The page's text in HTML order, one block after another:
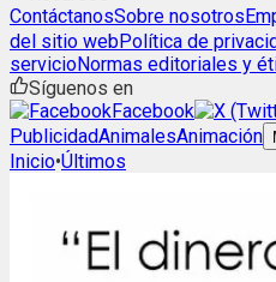
ContáctanosSobre nosotros
del sitio webPolítica de
servicioNormas editoriales y
Síguenos en
Facebook
PublicidadAnimalesAnimación
Inicio•Últimos